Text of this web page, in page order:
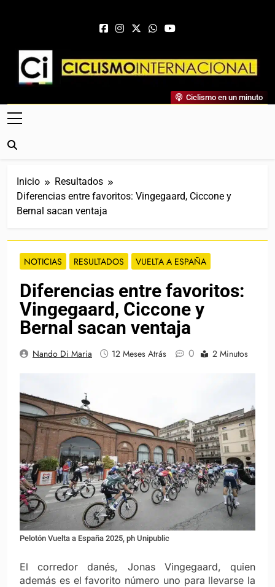
Ciclismo Internacional
Web Dedicada Al Ciclismo Mundial. Entrevistas, Análisis,
Crónicas, Previas Y Más. La Web Ciclista De Referencia.
Ciclismo en un minuto
Inicio
Resultados
Diferencias entre favoritos: Vingegaard, Ciccone y
Bernal sacan ventaja
NOTICIAS RESULTADOS VUELTA A ESPAÑA
Diferencias entre favoritos:
Vingegaard, Ciccone y
Bernal sacan ventaja
Nando Di Maria 12 Meses Atrás 0 2 Minutos
Pelotón Vuelta a España 2025, ph Unipublic
El corredor danés, Jonas Vingegaard, quien
además es el favorito número uno para llevarse la